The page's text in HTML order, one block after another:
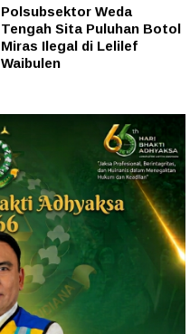
Polsubsektor Weda
Tengah Sita Puluhan Botol
Miras Ilegal di Lelilef
Waibulen